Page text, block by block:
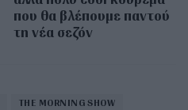
που θα βλέπουμε παντού
τη νέα σεζόν
THE MORNING SHOW